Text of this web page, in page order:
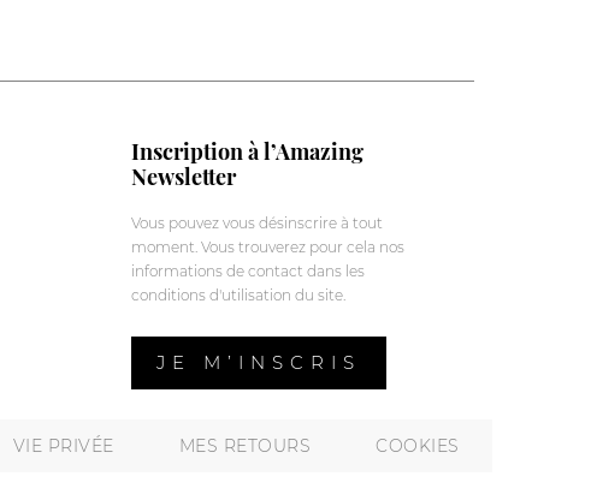
Inscription à l’Amazing
Newsletter
Vous pouvez vous désinscrire à tout
moment. Vous trouverez pour cela nos
informations de contact dans les
conditions d'utilisation du site.
JE M’INSCRIS
VIE PRIVÉE MES RETOURS COOKIES